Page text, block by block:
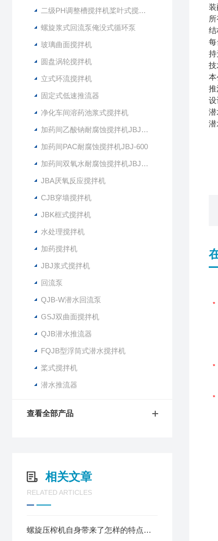
二级PH调整槽搅拌机桨叶式搅拌器
螺旋浆式回流泵俺没式循环泵
玻璃曲面搅拌机
圆盘涡轮搅拌机
立式环流搅拌机
固定式低速推流器
净化车间溶药池浆式搅拌机
加药间乙酸钠耐腐蚀搅拌机JBJ-400
加药间PAC耐腐蚀搅拌机JBJ-600
加药间双氧水耐腐蚀搅拌机JBJ-300
JBA厌氧反应搅拌机
CJB穿墙搅拌机
JBK框式搅拌机
水处理搅拌机
加药搅拌机
JBJ浆式搅拌机
回流泵
QJB-W潜水回流泵
GSJ双曲面搅拌机
QJB潜水推流器
FQJB型浮筒式潜水搅拌机
桨式搅拌机
潜水推流器
查看全部产品
相关文章
RELATED ARTICLES
螺旋压榨机自身带来了怎样的特点呢？
结
每
持
技
本
推
设
潜
潜